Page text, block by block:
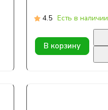
4.5 Есть в наличии
В корзину